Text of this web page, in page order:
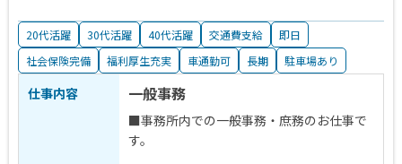
20代活躍 30代活躍 40代活躍 交通費支給
即日
社会保険完備
福利厚生充実 車通勤可 長期 駐車場あり
仕事内容 一般事務
■事務所内での一般事務・庶務のお仕事で
す。